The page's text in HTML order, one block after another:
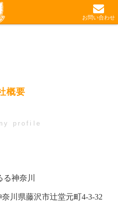
概要
profile
神奈川
川県藤沢市辻堂元町4-3-32
お問い合わせ